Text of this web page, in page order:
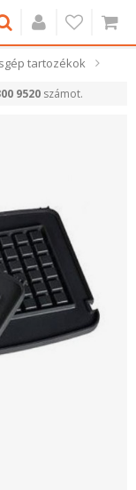
tartozékok
9520számot.